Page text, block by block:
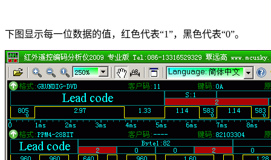
下图显示每一位数据的值，红色代表“1”，黑色代表“0”。